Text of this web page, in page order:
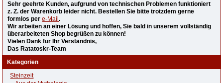
Sehr geehrte Kunden, aufgrund von technischen Problemen funktioniert
z. Z. der Warenkorb leider nicht. Bestellen Sie bitte trotzdem gerne
formlos pere-Mail.
Wir arbeiten an einer Lösung und hoffen, Sie bald in unserem vollständig
überarbeiteten Shop begrüßen zu können!
Vielen Dank für Ihr Verständnis,
Das Ratatoskr-Team
Kategorien
Steinzeit